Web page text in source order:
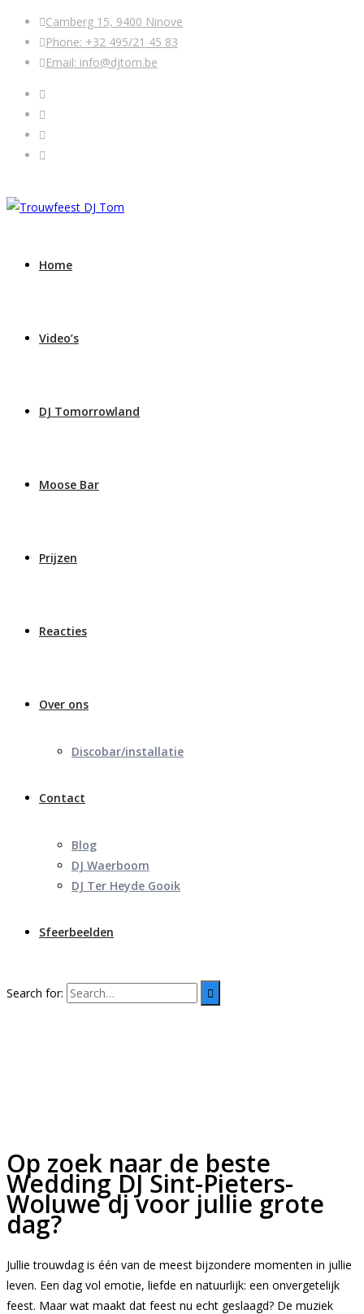
Camberg 15, 9400 Ninove
Phone: +32 495/21 45 83
Email: info@djtom.be
Home
Video’s
DJ Tomorrowland
Moose Bar
Prijzen
Reacties
Over ons
Discobar/installatie
Contact
Blog
DJ Waerboom
DJ Ter Heyde Gooik
Sfeerbeelden
Search for:
Op zoek naar de beste
Wedding DJ Sint-Pieters-
Woluwe dj voor jullie grote
dag?
Jullie trouwdag is één van de meest bijzondere momenten in jullie
leven. Een dag vol emotie, liefde en natuurlijk: een onvergetelijk
feest. Maar wat maakt dat feest nu echt geslaagd? De muziek